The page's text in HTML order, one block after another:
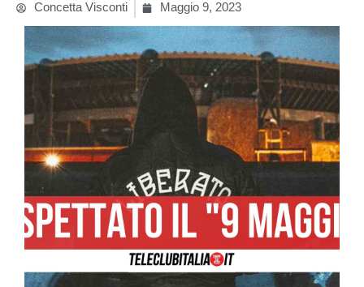
Concetta Visconti Maggio 9, 2023